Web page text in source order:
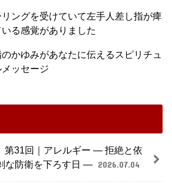
リングを受けていて左手人差し指が痺
る感覚がありました
かゆみがあなたに伝えるスピリチュ
メッセージ
第31回｜アレルギー ― 拒絶と依
な防衛を下ろす日 ― 2026.07.04